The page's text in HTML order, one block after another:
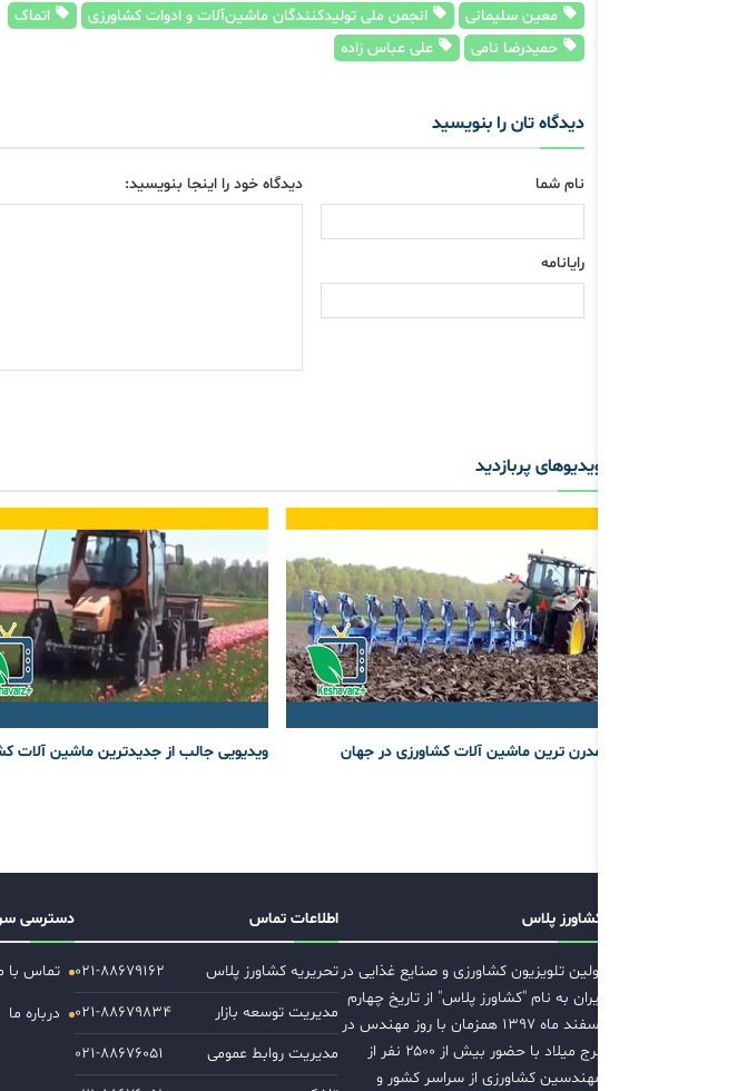
معین سلیمانی
انجمن ملی تولیدکنندگان ماشین‌آلات و ادوات کشاورزی
اتماک
حمیدرضا نامی
علی عباس زاده
دیدگاه تان را بنویسید
نام شما
رایانامه
دیدگاه خود را اینجا بنویسید:
ویدیوهای پربازدید
مدرن ترین ماشین آلات کشاورزی در جهان ویدیویی جالب از جدیدترین ماشین آلات
کشاورز پلاس
اولین تلویزیون کشاورزی و صنایع غذایی در
ایران به نام "کشاورز پلاس" از تاریخ چهارم
اسفند ماه ۱۳۹۷ همزمان با روز مهندس در
برج میلاد با حضور بیش از ۲۵۰۰ نفر از
مهندسین کشاورزی از سراسر کشور و
اطلاعات تماس
تحریریه کشاورز پلاس
۰۲۱-۸۸۶۷۹۱۶۲
مدیریت توسعه بازار
۰۲۱-۸۸۶۷۹۸۳۴
مدیریت روابط عمومی
۰۲۱-۸۸۶۷۶۰۵۱
دسترسی
تماس با
درباره ما